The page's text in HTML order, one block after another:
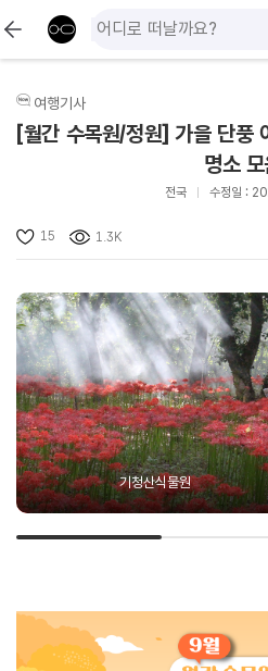
여행기사
[월간 수목원/정원] 가을 단풍
명소
전국 수정일 :
15 1.3K
기청산식물원